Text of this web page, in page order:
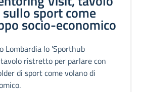
sport come
socio-economico
Lombardia lo 'Sporthub
ristretto per parlare con
di sport come volano di